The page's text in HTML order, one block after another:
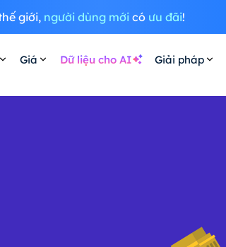
giới, người dùng mớicó ưu đãi!
Giá Dữ liệu cho AI Giải pháp